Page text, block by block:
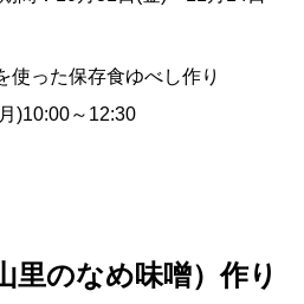
使った保存食ゆべし作り
)10:00～12:30
のなめ味噌）作り